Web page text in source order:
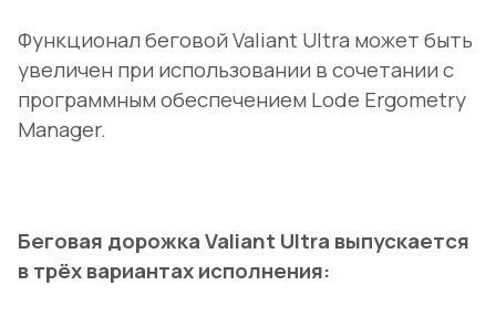
Функционал беговой Valiant Ultra может быть
увеличен при использовании в сочетании с
программным обеспечением Lode Ergometry
Manager.
Беговая дорожка Valiant Ultra выпускается
в трёх вариантах исполнения: